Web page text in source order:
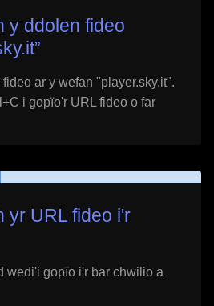
y ddolen fideo
”
ar y wefan "player.sky.it".
i gopïo'r URL fideo o far
yr URL fideo i'r
wedi'i gopïo i'r bar chwilio a